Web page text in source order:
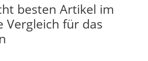
besten Artikel im
Vergleich für das